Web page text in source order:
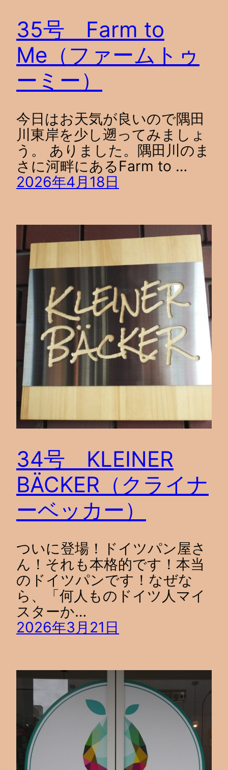
35号 Farm to
Me（ファームトゥ
ーミー）
今日はお天気が良いので隅田
川東岸を少し遡ってみましょ
う。 ありました。隅田川のま
さに河畔にあるFarm to …
2026年4月18日
34号 KLEINER
BÄCKER（クライナ
ーベッカー）
ついに登場！ドイツパン屋さ
ん！それも本格的です！本当
のドイツパンです！なぜな
ら、「何人ものドイツ人マイ
スターか…
2026年3月21日